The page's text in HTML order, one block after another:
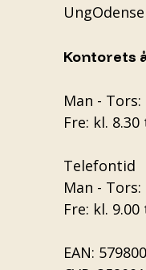
Kontorets
Man -
Fre: kl.
Telefontid
Man -
Fre: kl.
EAN: